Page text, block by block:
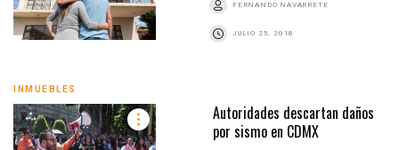
FERNANDO NAVARRETE
JULIO 25, 2018
INMUEBLES
Autoridades descartan daños
por sismo en CDMX